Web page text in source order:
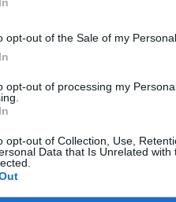
opt-out of the Sale of my Personal
opt-out of processing my
opt-out of Collection, Use,
Data that Is Unrelated
της οικογένειας